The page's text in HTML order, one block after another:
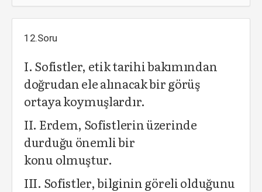
12.Soru
I. Sofistler, etik tarihi bakımından
doğrudan ele alınacak bir görüş
ortaya koymuşlardır.
II. Erdem, Sofistlerin üzerinde
durduğu önemli bir
konu olmuştur.
III. Sofistler, bilginin göreli olduğunu